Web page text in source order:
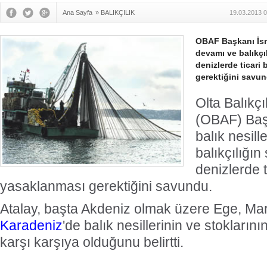
Ana Sayfa » BALIKÇILIK 19.03.2013
OBAF Başkanı
devamı ve
denizlerde ticari
gerektiğini
Olta
(OBAF)
balık
denizlerde
yasaklanması gerektiğini savundu.
Atalay, başta Akdeniz olmak üzere Ege,
Karadeniz'de balık nesillerinin ve
karşı karşıya olduğunu belirtti.